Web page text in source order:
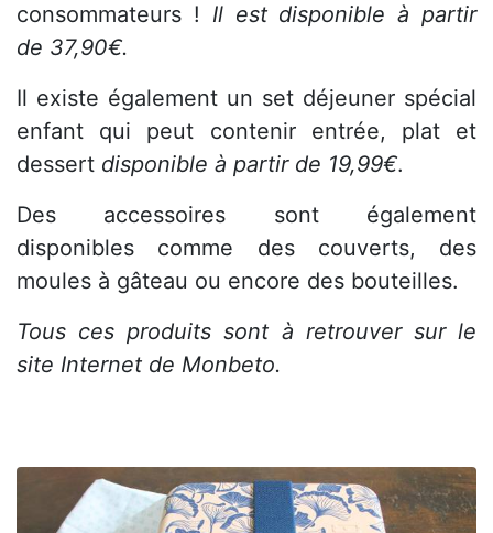
consommateurs ! Il est disponible à partir
de 37,90€.
Il existe également un set déjeuner spécial
enfant qui peut contenir entrée, plat et
dessert disponible à partir de 19,99€.
Des accessoires sont également
disponibles comme des couverts, des
moules à gâteau ou encore des bouteilles.
Tous ces produits sont à retrouver sur le
site Internet de Monbeto.